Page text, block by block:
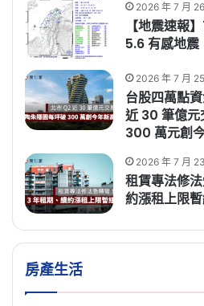
2026 年 7 月
【地震速報
5.6 有感地震
2026 年 7 月
台股四萬點
近 30 筆億元
300 萬元創
2026 年 7 月
租賃專法修
約漲租上限
房產生活